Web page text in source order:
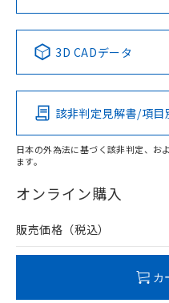
上、n: 12mm以上
検出領域
Pb Hg
O
在庫等で未対応品が混在
問い合わせください。
No No
この製
その他の認証はこ
3D CADデータ
該非判定見解書/項目
日本の外為法に基づく該非判定、お
ます。
オンライン購入
販売価格（税込）
カ